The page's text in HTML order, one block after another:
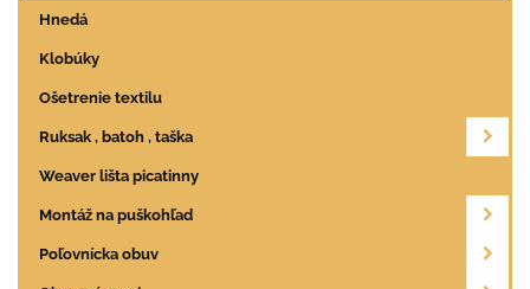
Hnedá
Klobúky
Ošetrenie textilu
Ruksak , batoh , taška
Weaver lišta picatinny
Montáž na puškohľad
Poľovnícka obuv